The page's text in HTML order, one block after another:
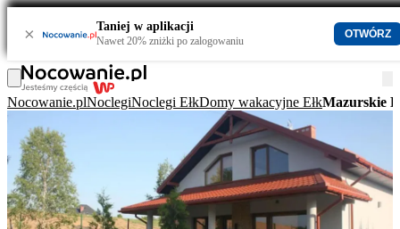
× Taniej w aplikacji
Nawet 20% zniżki po zalogowaniu
OTWÓRZ
Nocowanie.plNoclegiNoclegi EłkDomy wakacyjne EłkMazurskie